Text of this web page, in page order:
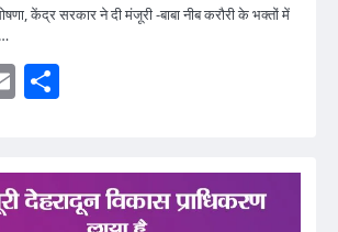
केंद्र सरकार ने दी मंजूरी -बाबा नीब करौरी के भक्तों में
Email